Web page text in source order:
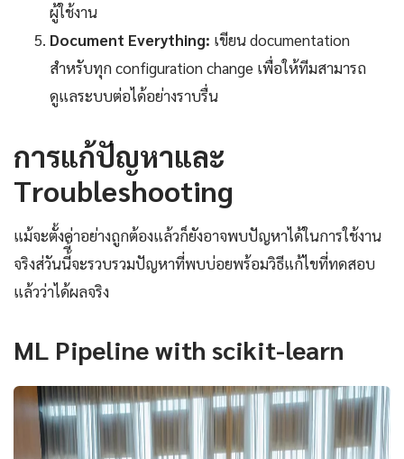
ผู้ใช้งาน
Document Everything: เขียน documentation
สำหรับทุก configuration change เพื่อให้ทีมสามารถ
ดูแลระบบต่อได้อย่างราบรื่น
การแก้ปัญหาและ
Troubleshooting
แม้จะตั้งค่าอย่างถูกต้องแล้วก็ยังอาจพบปัญหาได้ในการใช้งาน
จริงส่วันนี้ี้จะรวบรวมปัญหาที่พบบ่อยพร้อมวิธีแก้ไขที่ทดสอบ
แล้วว่าได้ผลจริง
ML Pipeline with scikit-learn